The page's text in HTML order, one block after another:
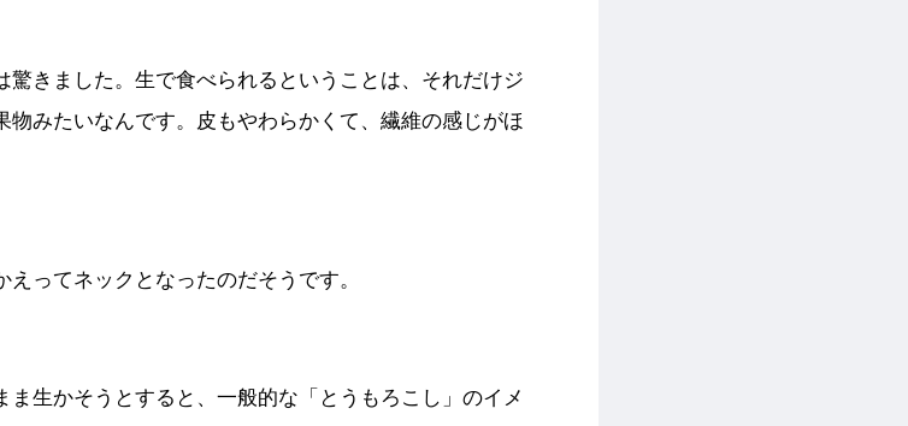
驚きました。生で食べられるということは、それだけジ
物みたいなんです。皮もやわらかくて、繊維の感じがほ
ってネックとなったのだそうです。
ま生かそうとすると、一般的な「とうもろこし」のイメ